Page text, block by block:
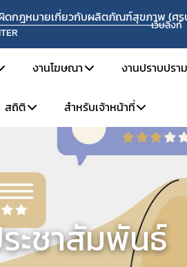
ผิดกฎหมายเกี่ยวกับผลิตภัณฑ์สุขภาพ (ศร
เว็บลิงก์
ดชอบ
ร้องเรียน
องเรียน
กี่ยวข้อง
นะเรื่องร้องเรียน
างปฏิบัติเกี่ยวกับการรับแจ้งความนำจับ ก
งานโฆษณา
การขออนุญาตโฆษณา
วิธีการรายงานโฆษณาที่ผิดกฎ
ข้อมูลเผยแพร่
งานปราบปราม
ข่าวจับกุม
เผาทำลา
สถิติ
สถิติการร้องเรียน
สถิติการเฝ้าระวังและตรวจสอบโฆษณา
สถิติการปราบปราม
สำหรับเจ้าหน้าที่
สำหรับเจ้าหน้าที่ ศรป.
ะชาสัมพันธ์